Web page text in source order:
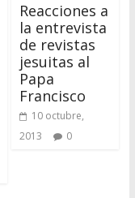
Reacciones a
la entrevista
de revistas
jesuitas al
Papa
Francisco
10 octubre,
2013
0